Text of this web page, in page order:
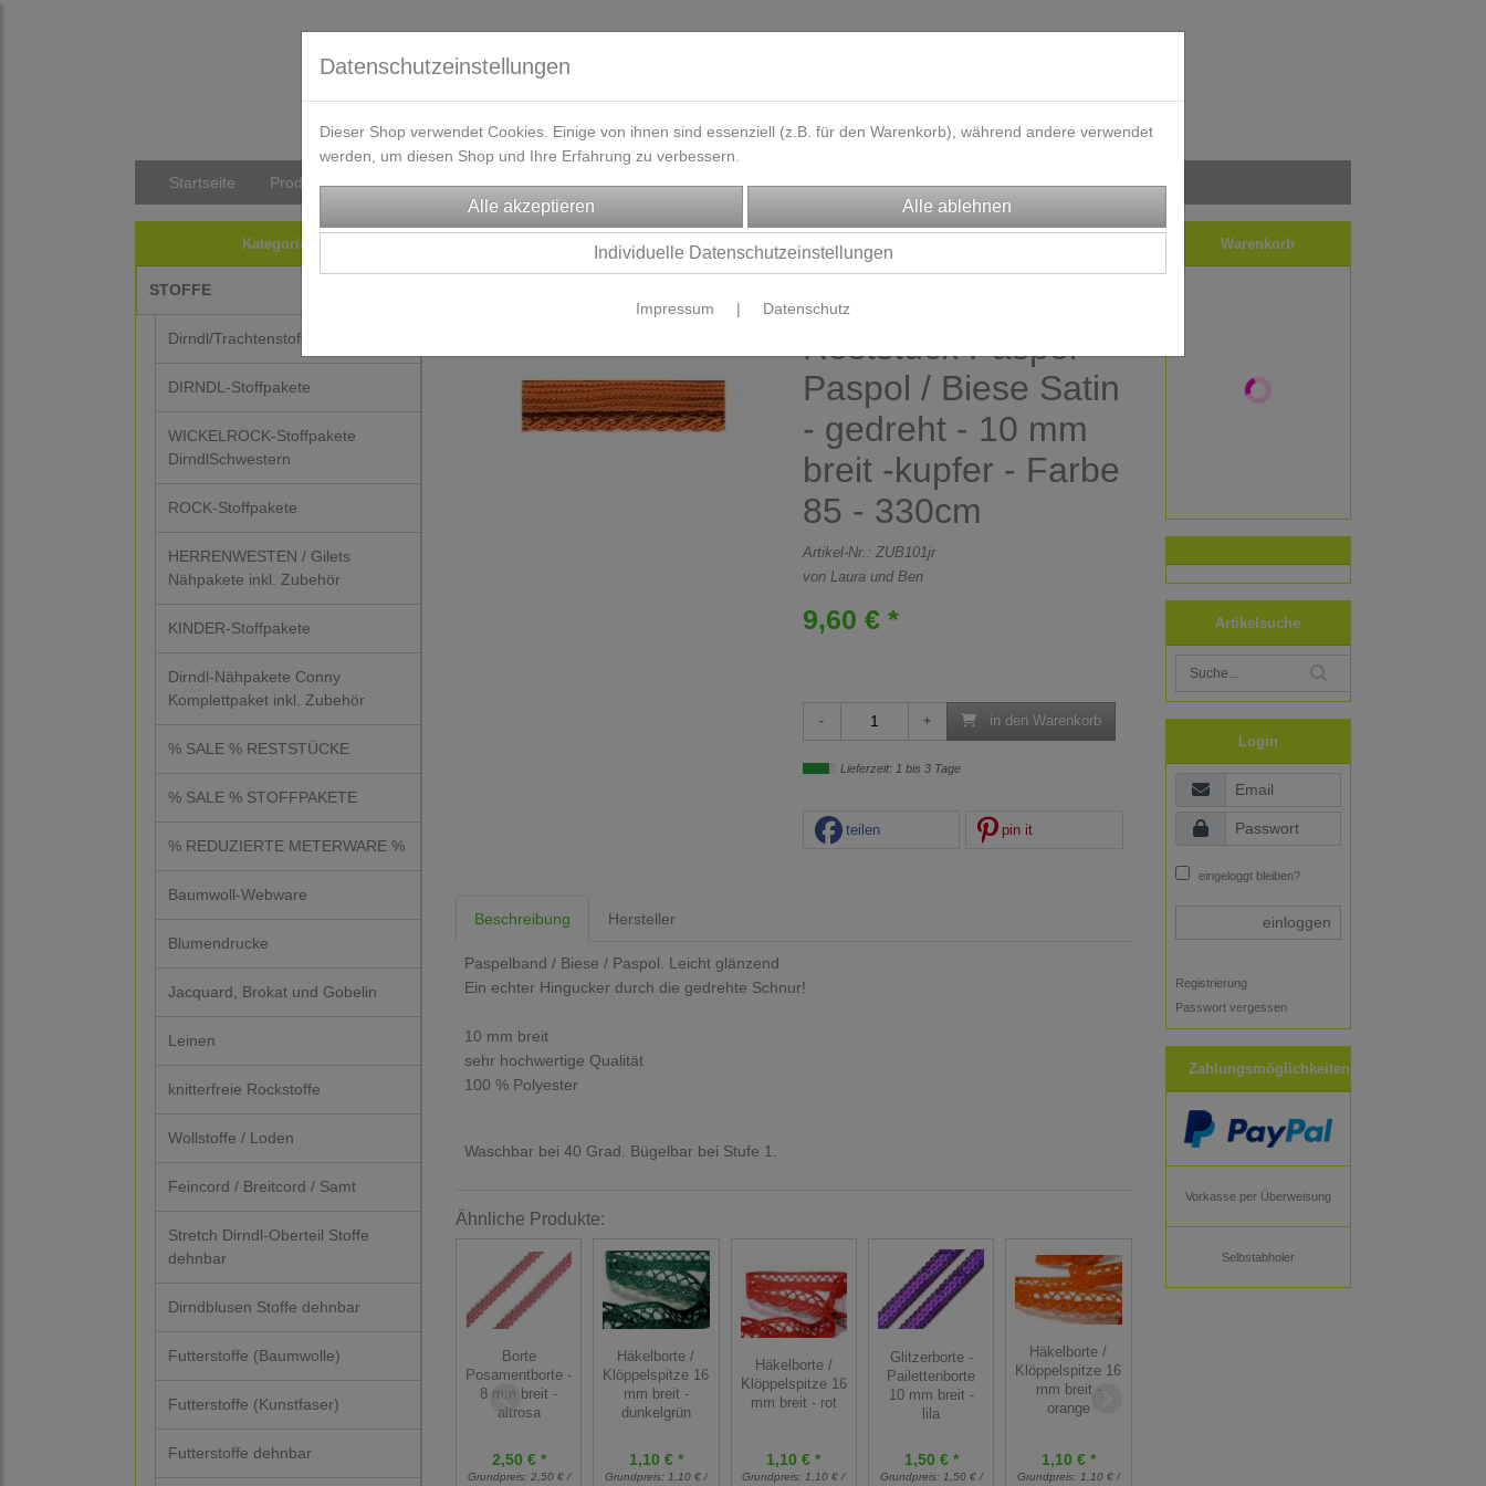
Startseite Produkte Versandkosten/Lieferzeit Kontakt / Öffnungszeiten Gutscheine Designbeispiele Impressum
Kategorien
STOFFE
Dirndl/Trachtenstoffe
DIRNDL-Stoffpakete
WICKELROCK-Stoffpakete
DirndlSchwestern
ROCK-Stoffpakete
HERRENWESTEN / Gilets
Nähpakete inkl. Zubehör
KINDER-Stoffpakete
Dirndl-Nähpakete Conny
Komplettpaket inkl. Zubehör
% SALE % RESTSTÜCKE
% SALE % STOFFPAKETE
% REDUZIERTE METERWARE %
Baumwoll-Webware
Blumendrucke
Jacquard, Brokat und Gobelin
Leinen
knitterfreie Rockstoffe
Wollstoffe / Loden
Feincord / Breitcord / Samt
Stretch Dirndl-Oberteil Stoffe
dehnbar
Dirndblusen Stoffe dehnbar
Futterstoffe (Baumwolle)
Futterstoffe (Kunstfaser)
Futterstoffe dehnbar
TRACHTENZUBEHÖR
Zierborten & Paspol
Reststück Paspel
Paspol / Biese Satin
- gedreht - 10 mm
breit -kupfer - Farbe
85 - 330cm
Artikel-Nr.: ZUB101jr
von Laura und Ben
9,60 € *
in den Warenkorb
Lieferzeit: 1 bis 3 Tage
teilen pin it
Beschreibung Hersteller
Paspelband / Biese / Paspol. Leicht glänzend
Ein echter Hingucker durch die gedrehte Schnur!
10 mm breit
sehr hochwertige Qualität
100 % Polyester
Waschbar bei 40 Grad. Bügelbar bei Stufe 1.
Ähnliche Produkte:
Borte
Posamentborte -
8 mm breit -
altrosa
2,50 € *
Grundpreis: 2,50 € /
Häkelborte /
Klöppelspitze 16
mm breit -
dunkelgrün
1,10 € *
Grundpreis: 1,10 € /
Häkelborte /
Klöppelspitze 16
mm breit - rot
1,10 € *
Grundpreis:1,10 € /
Glitzerborte -
Pailettenborte
10 mm breit -
lila
1,50 € *
Grundpreis: 1,50 € /
Häkelborte /
Klöppelspitze 16
mm breit -
orange
1,10 € *
Grundpreis: 1,10 € /
Warenkorb
Artikelsuche
Login
eingeloggt bleiben?
einloggen
Registrierung
Passwort vergessen
Zahlungsmöglichkeiten
Vorkasse per Überweisung
Selbstabholer
Datenschutzeinstellungen
Dieser Shop verwendet Cookies. Einige von ihnen sind essenziell (z.B. für den Warenkorb), während andere verwendet
werden, um diesen Shop und Ihre Erfahrung zu verbessern.
Individuelle Datenschutzeinstellungen
Impressum | Datenschutz